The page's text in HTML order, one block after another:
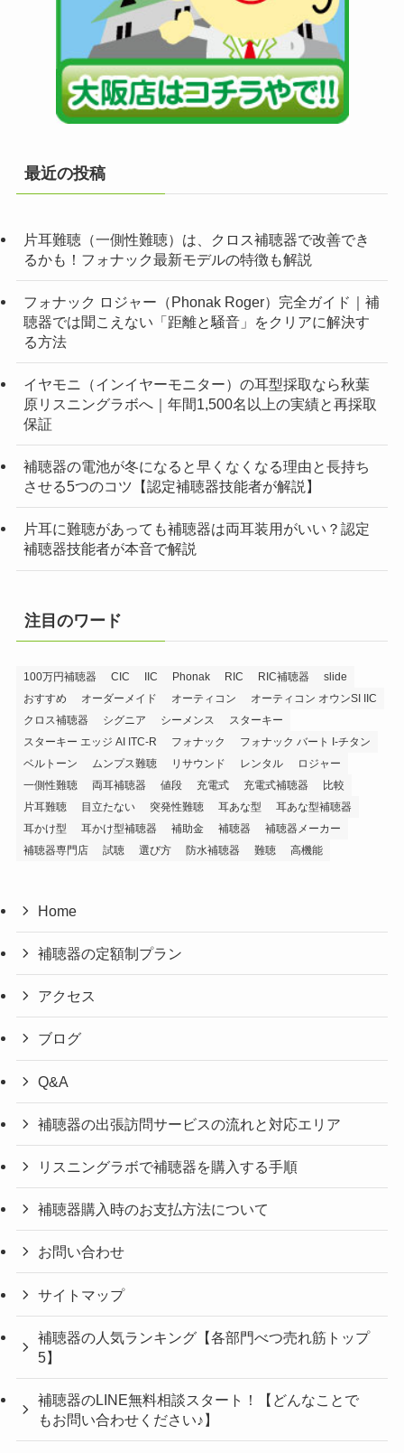
最近の投稿
片耳難聴（一側性難聴）は、クロス補聴器で改善でき
るかも！フォナック最新モデルの特徴も解説
フォナック ロジャー（Phonak Roger）完全ガイド｜補
聴器では聞こえない「距離と騒音」をクリアに解決す
る方法
イヤモニ（インイヤーモニター）の耳型採取なら秋葉
原リスニングラボへ｜年間1,500名以上の実績と再採取
保証
補聴器の電池が冬になると早くなくなる理由と長持ち
させる5つのコツ【認定補聴器技能者が解説】
片耳に難聴があっても補聴器は両耳装用がいい？認定
補聴器技能者が本音で解説
注目のワード
100万円補聴器 CIC IIC Phonak RIC RIC補聴器
slide
おすすめ
オーダーメイド オーティコン
オーティコン オウンSI IIC
クロス補聴器
シグニア シーメンス
スターキー
スターキー エッジ AI ITC-R
フォナック
フォナック バート I-チタン
ベルトーン
ムンプス難聴 リサウンド レンタル
ロジャー
一側性難聴
両耳補聴器 値段 充電式 充電式補聴器
比較
片耳難聴
目立たない 突発性難聴 耳あな型
耳あな型補聴器
耳かけ型
耳かけ型補聴器 補助金 補聴器
補聴器メーカー
補聴器専門店
試聴 選び方 防水補聴器 難聴 高機能
Home
補聴器の定額制プラン
アクセス
ブログ
Q&A
補聴器の出張訪問サービスの流れと対応エリア
リスニングラボで補聴器を購入する手順
補聴器購入時のお支払方法について
お問い合わせ
サイトマップ
補聴器の人気ランキング【各部門べつ売れ筋トップ
5】
補聴器のLINE無料相談スタート！【どんなことで
もお問い合わせください♪】